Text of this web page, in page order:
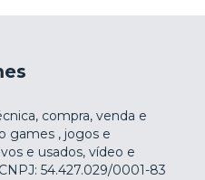
compra, venda e
games , jogos e
e usados, vídeo e
54.427.029/0001-83